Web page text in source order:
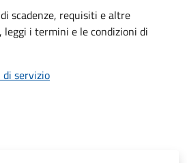
scadenze, requisiti e altre
i termini e le condizioni di
servizio